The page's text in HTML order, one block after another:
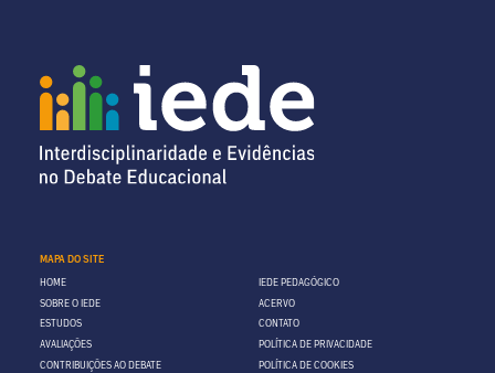
MAPA DO SITE
HOME
SOBRE O IEDE
ESTUDOS
AVALIAÇÕES
CONTRIBUIÇÕES AO DEBATE
IEDE PEDAGÓGICO
ACERVO
CONTATO
POLÍTICA DE PRIVACIDADE
POLÍTICA DE COOKIES